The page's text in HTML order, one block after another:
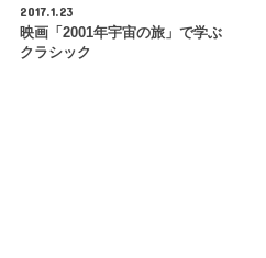
2017.1.23
映画「2001年宇宙の旅」で学ぶ
クラシック